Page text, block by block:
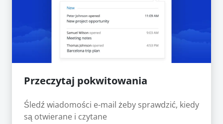
Przeczytaj pokwitowania
Śledź wiadomości e-mail żeby sprawdzić, kiedy
są otwierane i czytane